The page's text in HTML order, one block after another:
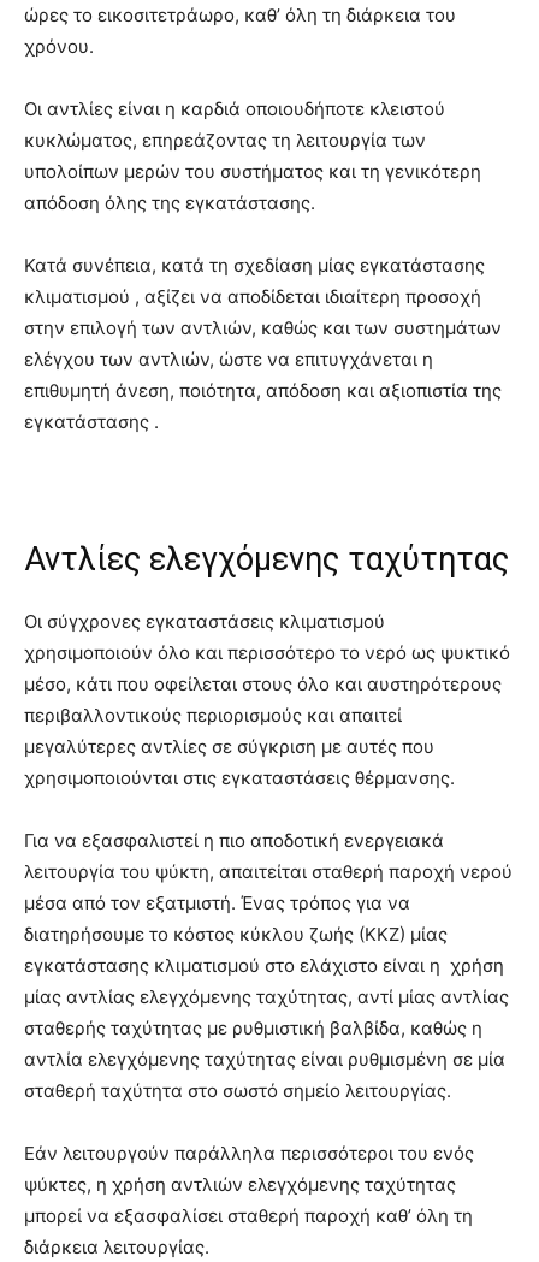
ώρες το εικοσιτετράωρο, καθ’ όλη τη διάρκεια του
χρόνου.
Οι αντλίες είναι η καρδιά οποιουδήποτε κλειστού
κυκλώματος, επηρεάζοντας τη λειτουργία των
υπολοίπων μερών του συστήματος και τη γενικότερη
απόδοση όλης της εγκατάστασης.
Κατά συνέπεια, κατά τη σχεδίαση μίας εγκατάστασης
κλιματισμού , αξίζει να αποδίδεται ιδιαίτερη προσοχή
στην επιλογή των αντλιών, καθώς και των συστημάτων
ελέγχου των αντλιών, ώστε να επιτυγχάνεται η
επιθυμητή άνεση, ποιότητα, απόδοση και αξιοπιστία της
εγκατάστασης .
Αντλίες ελεγχόμενης ταχύτητας
Οι σύγχρονες εγκαταστάσεις κλιματισμού
χρησιμοποιούν όλο και περισσότερο το νερό ως ψυκτικό
μέσο, κάτι που οφείλεται στους όλο και αυστηρότερους
περιβαλλοντικούς περιορισμούς και απαιτεί
μεγαλύτερες αντλίες σε σύγκριση με αυτές που
χρησιμοποιούνται στις εγκαταστάσεις θέρμανσης.
Για να εξασφαλιστεί η πιο αποδοτική ενεργειακά
λειτουργία του ψύκτη, απαιτείται σταθερή παροχή νερού
μέσα από τον εξατμιστή. Ένας τρόπος για να
διατηρήσουμε το κόστος κύκλου ζωής (ΚΚΖ) μίας
εγκατάστασης κλιματισμού στο ελάχιστο είναι η χρήση
μίας αντλίας ελεγχόμενης ταχύτητας, αντί μίας αντλίας
σταθερής ταχύτητας με ρυθμιστική βαλβίδα, καθώς η
αντλία ελεγχόμενης ταχύτητας είναι ρυθμισμένη σε μία
σταθερή ταχύτητα στο σωστό σημείο λειτουργίας.
Εάν λειτουργούν παράλληλα περισσότεροι του ενός
ψύκτες, η χρήση αντλιών ελεγχόμενης ταχύτητας
μπορεί να εξασφαλίσει σταθερή παροχή καθ’ όλη τη
διάρκεια λειτουργίας.